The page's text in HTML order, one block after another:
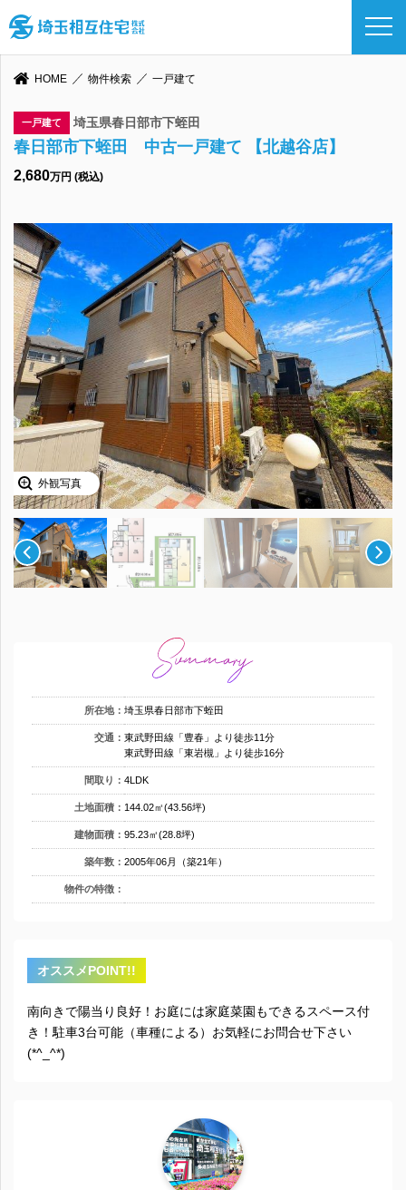
HOME 物件検索 一戸建て
一戸建て 埼玉県春日部市下蛭田
春日部市下蛭田 中古一戸建て 【北越谷店】
2,680万円 (税込)
外観写真
所在地： 埼玉県春日部市下蛭田
交通： 東武野田線「豊春」より徒歩11分
東武野田線「東岩槻」より徒歩16分
間取り： 4LDK
土地面積： 144.02㎡(43.56坪)
建物面積： 95.23㎡(28.8坪)
築年数： 2005年06月（築21年）
物件の特徴：
オススメPOINT!!
南向きで陽当り良好！お庭には家庭菜園もできるスペース付
き！駐車3台可能（車種による）お気軽にお問合せ下さい
(*^_^*)